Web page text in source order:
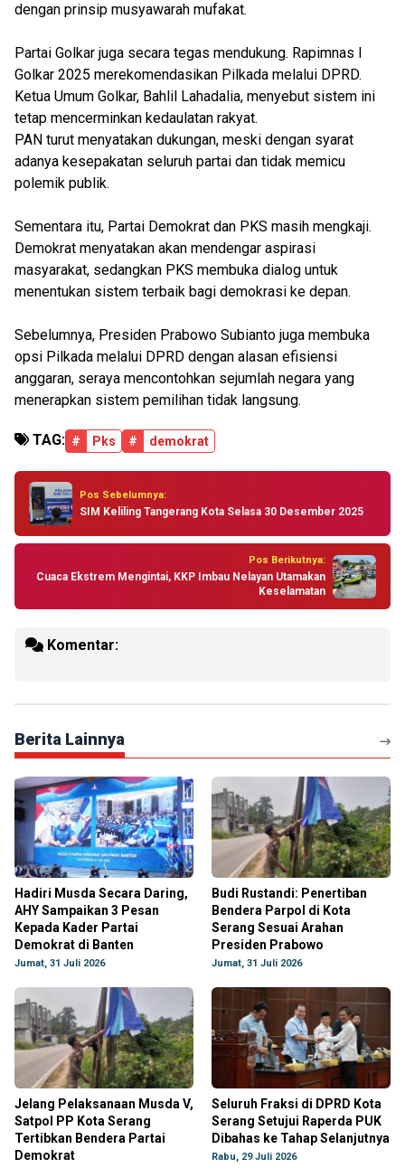
dengan prinsip musyawarah mufakat.
Partai Golkar juga secara tegas mendukung. Rapimnas I
Golkar 2025 merekomendasikan Pilkada melalui DPRD.
Ketua Umum Golkar, Bahlil Lahadalia, menyebut sistem ini
tetap mencerminkan kedaulatan rakyat.
PAN turut menyatakan dukungan, meski dengan syarat
adanya kesepakatan seluruh partai dan tidak memicu
polemik publik.
Sementara itu, Partai Demokrat dan PKS masih mengkaji.
Demokrat menyatakan akan mendengar aspirasi
masyarakat, sedangkan PKS membuka dialog untuk
menentukan sistem terbaik bagi demokrasi ke depan.
Sebelumnya, Presiden Prabowo Subianto juga membuka
opsi Pilkada melalui DPRD dengan alasan efisiensi
anggaran, seraya mencontohkan sejumlah negara yang
menerapkan sistem pemilihan tidak langsung.
TAG: # Pks # demokrat
Pos Sebelumnya:
SIM Keliling Tangerang Kota Selasa 30 Desember 2025
Pos Berikutnya:
Cuaca Ekstrem Mengintai, KKP Imbau Nelayan Utamakan
Keselamatan
Komentar:
Berita Lainnya
Hadiri Musda Secara Daring,
AHY Sampaikan 3 Pesan
Kepada Kader Partai
Demokrat di Banten
Jumat, 31 Juli 2026
Budi Rustandi: Penertiban
Bendera Parpol di Kota
Serang Sesuai Arahan
Presiden Prabowo
Jumat, 31 Juli 2026
Jelang Pelaksanaan Musda V,
Satpol PP Kota Serang
Tertibkan Bendera Partai
Demokrat
Seluruh Fraksi di DPRD Kota
Serang Setujui Raperda PUK
Dibahas ke Tahap Selanjutnya
Rabu, 29 Juli 2026